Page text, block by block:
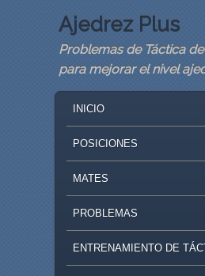
Ajedrez Plus
Problemas de Táctica
para mejorar el nivel
SKIP TO PRIMARY
SKIP TO SECONDARY
INICIO
POSICIONES
MATES
PROBLEMAS
ENTRENAMIENTO DE